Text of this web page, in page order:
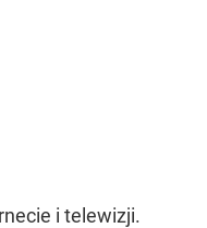
i telewizji.